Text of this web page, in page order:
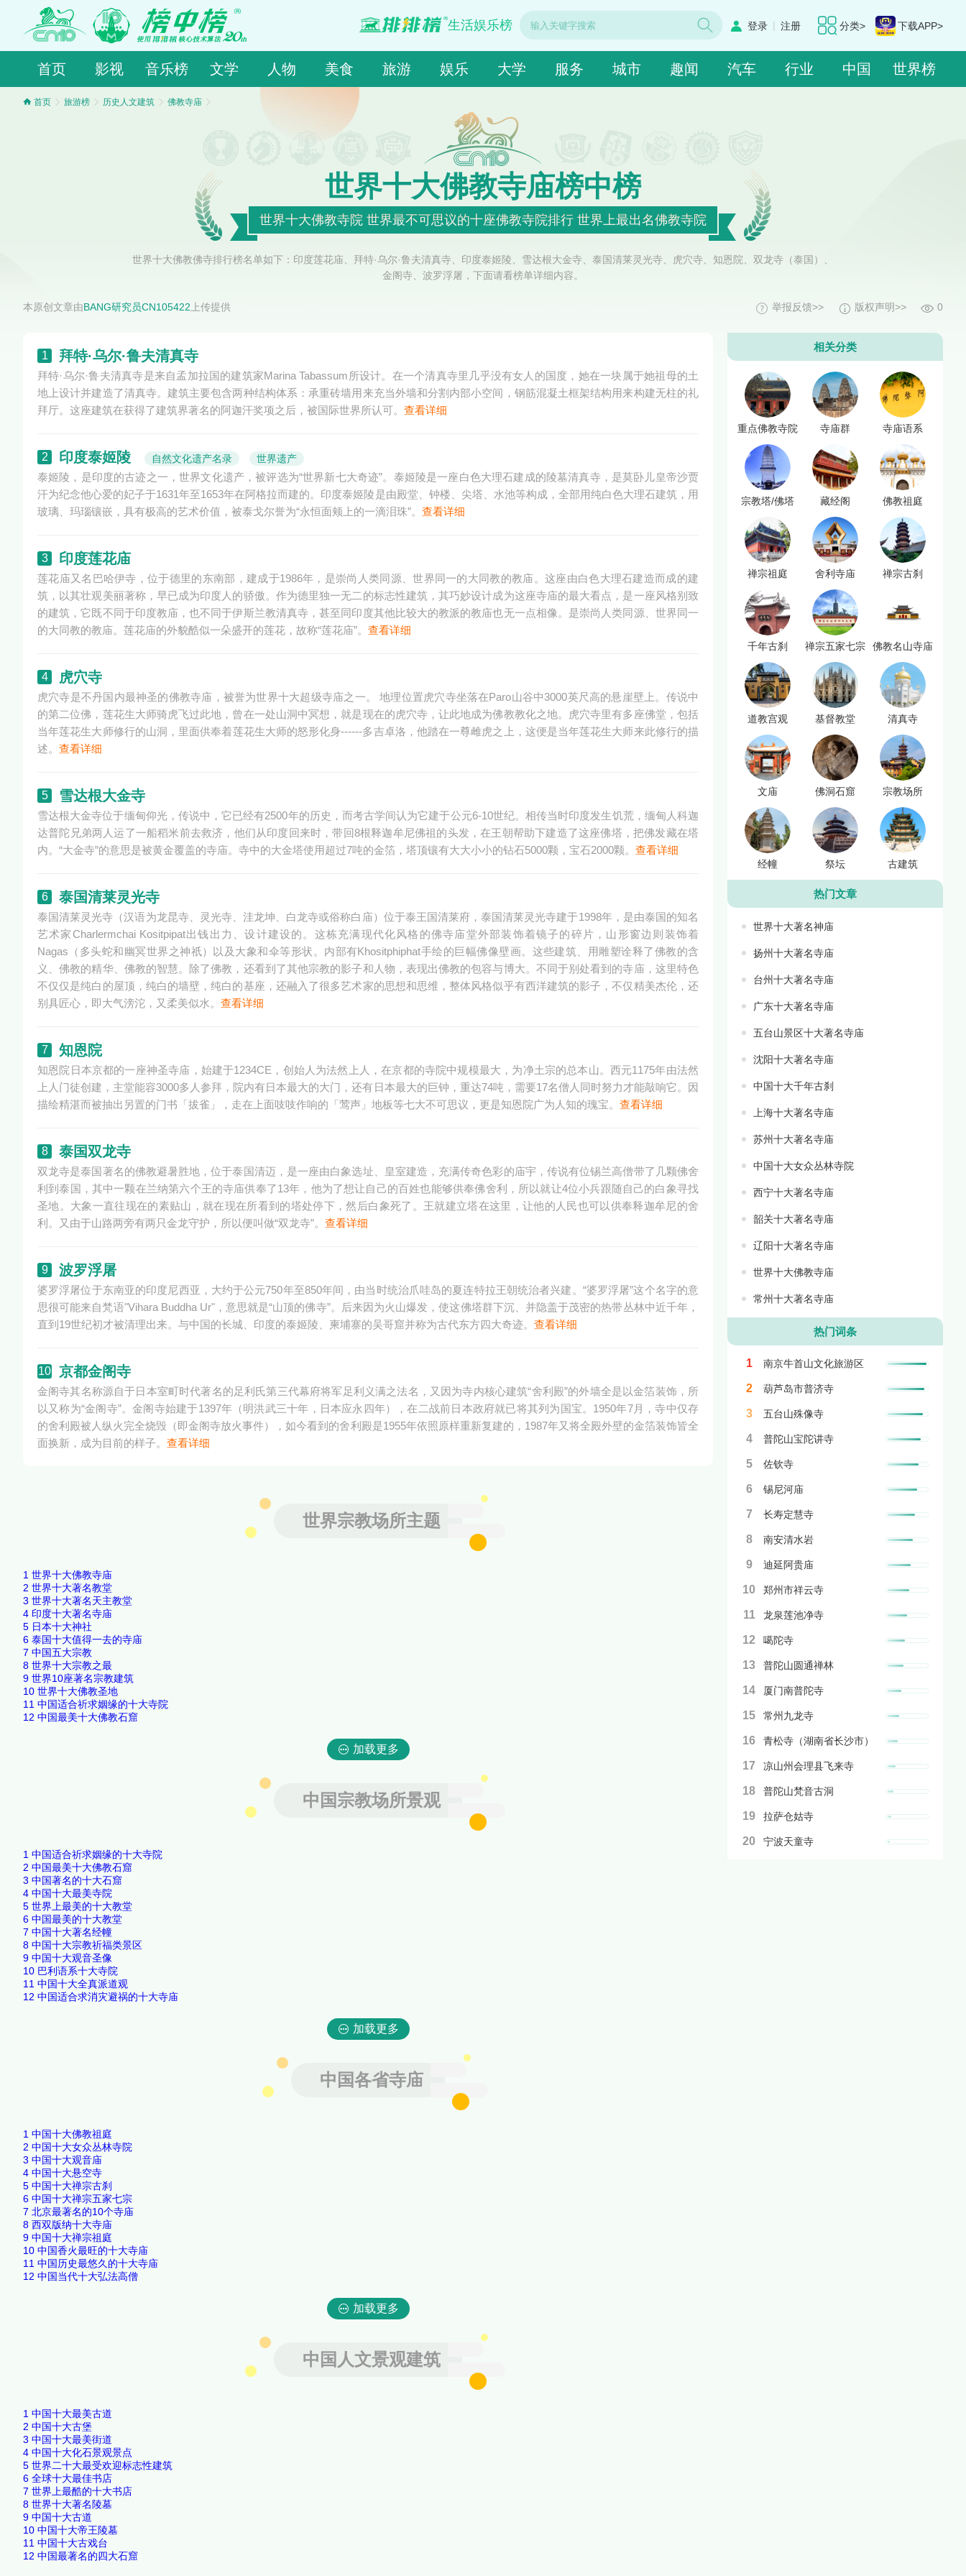
分类> 下载APP>
登录 | 注册
生活娱乐榜
首页 影视 音乐榜 文学 人物 美食 旅游 娱乐 大学 服务 城市 趣闻 汽车 行业 中国 世界榜
首页 旅游榜 历史人文建筑 佛教寺庙
世界十大佛教寺庙榜中榜
世界十大佛教寺院 世界最不可思议的十座佛教寺院排行 世界上最出名佛教寺院
世界十大佛教佛寺排行榜名单如下：印度莲花庙、拜特·乌尔·鲁夫清真寺、印度泰姬陵、雪达根大金寺、泰国清莱灵光寺、虎穴寺、知恩院、双龙寺（泰国）、
金阁寺、波罗浮屠，下面请看榜单详细内容。
本原创文章由BANG研究员CN105422上传提供 0
版权声明>>
举报反馈>>
1 拜特·乌尔·鲁夫清真寺
拜特·乌尔·鲁夫清真寺是来自孟加拉国的建筑家Marina Tabassum所设计。在一个清真寺里几乎没有女人的国度，她在一块属于她祖母的土
地上设计并建造了清真寺。建筑主要包含两种结构体系：承重砖墙用来充当外墙和分割内部小空间，钢筋混凝土框架结构用来构建无柱的礼
拜厅。这座建筑在获得了建筑界著名的阿迦汗奖项之后，被国际世界所认可。 查看详细
2 印度泰姬陵 自然文化遗产名录 世界遗产
泰姬陵，是印度的古迹之一，世界文化遗产，被评选为“世界新七大奇迹”。泰姬陵是一座白色大理石建成的陵墓清真寺，是莫卧儿皇帝沙贾
汗为纪念他心爱的妃子于1631年至1653年在阿格拉而建的。印度泰姬陵是由殿堂、钟楼、尖塔、水池等构成，全部用纯白色大理石建筑，用
玻璃、玛瑙镶嵌，具有极高的艺术价值，被泰戈尔誉为“永恒面颊上的一滴泪珠”。 查看详细
3 印度莲花庙
莲花庙又名巴哈伊寺，位于德里的东南部，建成于1986年，是崇尚人类同源、世界同一的大同教的教庙。这座由白色大理石建造而成的建
筑，以其壮观美丽著称，早已成为印度人的骄傲。作为德里独一无二的标志性建筑，其巧妙设计成为这座寺庙的最大看点，是一座风格别致
的建筑，它既不同于印度教庙，也不同于伊斯兰教清真寺，甚至同印度其他比较大的教派的教庙也无一点相像。是崇尚人类同源、世界同一
的大同教的教庙。莲花庙的外貌酷似一朵盛开的莲花，故称“莲花庙”。 查看详细
4 虎穴寺
虎穴寺是不丹国内最神圣的佛教寺庙，被誉为世界十大超级寺庙之一。 地理位置虎穴寺坐落在Paro山谷中3000英尺高的悬崖壁上。传说中
的第二位佛，莲花生大师骑虎飞过此地，曾在一处山洞中冥想，就是现在的虎穴寺，让此地成为佛教教化之地。虎穴寺里有多座佛堂，包括
当年莲花生大师修行的山洞，里面供奉着莲花生大师的怒形化身------多吉卓洛，他踏在一尊雌虎之上，这便是当年莲花生大师来此修行的描
述。 查看详细
5 雪达根大金寺
雪达根大金寺位于缅甸仰光，传说中，它已经有2500年的历史，而考古学间认为它建于公元6-10世纪。相传当时印度发生饥荒，缅甸人科迦
达普陀兄弟两人运了一船稻米前去救济，他们从印度回来时，带回8根释迦牟尼佛祖的头发，在王朝帮助下建造了这座佛塔，把佛发藏在塔
内。“大金寺”的意思是被黄金覆盖的寺庙。寺中的大金塔使用超过7吨的金箔，塔顶镶有大大小小的钻石5000颗，宝石2000颗。 查看详细
6 泰国清莱灵光寺
泰国清莱灵光寺（汉语为龙昆寺、灵光寺、洼龙坤、白龙寺或俗称白庙）位于泰王国清莱府，泰国清莱灵光寺建于1998年，是由泰国的知名
艺术家Charlermchai Kositpipat出钱出力、设计建设的。这栋充满现代化风格的佛寺庙堂外部装饰着镜子的碎片，山形窗边则装饰着
Nagas（多头蛇和幽冥世界之神祇）以及大象和伞等形状。内部有Khositphiphat手绘的巨幅佛像壁画。这些建筑、用雕塑诠释了佛教的含
义、佛教的精华、佛教的智慧。除了佛教，还看到了其他宗教的影子和人物，表现出佛教的包容与博大。不同于别处看到的寺庙，这里特色
不仅仅是纯白的屋顶，纯白的墙壁，纯白的基座，还融入了很多艺术家的思想和思维，整体风格似乎有西洋建筑的影子，不仅精美杰伦，还
别具匠心，即大气滂沱，又柔美似水。 查看详细
7 知恩院
知恩院日本京都的一座神圣寺庙，始建于1234CE，创始人为法然上人，在京都的寺院中规模最大，为净土宗的总本山。西元1175年由法然
上人门徒创建，主堂能容3000多人参拜，院内有日本最大的大门，还有日本最大的巨钟，重达74吨，需要17名僧人同时努力才能敲响它。因
描绘精湛而被抽出另置的门书「拔雀」，走在上面吱吱作响的「莺声」地板等七大不可思议，更是知恩院广为人知的瑰宝。 查看详细
8 泰国双龙寺
双龙寺是泰国著名的佛教避暑胜地，位于泰国清迈，是一座由白象选址、皇室建造，充满传奇色彩的庙宇，传说有位锡兰高僧带了几颗佛舍
利到泰国，其中一颗在兰纳第六个王的寺庙供奉了13年，他为了想让自己的百姓也能够供奉佛舍利，所以就让4位小兵跟随自己的白象寻找
圣地。大象一直往现在的素贴山，就在现在所看到的塔处停下，然后白象死了。王就建立塔在这里，让他的人民也可以供奉释迦牟尼的舍
利。又由于山路两旁有两只金龙守护，所以便叫做“双龙寺”。 查看详细
9 波罗浮屠
婆罗浮屠位于东南亚的印度尼西亚，大约于公元750年至850年间，由当时统治爪哇岛的夏连特拉王朝统治者兴建。“婆罗浮屠”这个名字的意
思很可能来自梵语"Vihara Buddha Ur"，意思就是“山顶的佛寺”。后来因为火山爆发，使这佛塔群下沉、并隐盖于茂密的热带丛林中近千年，
直到19世纪初才被清理出来。与中国的长城、印度的泰姬陵、柬埔寨的吴哥窟并称为古代东方四大奇迹。 查看详细
10 京都金阁寺
金阁寺其名称源自于日本室町时代著名的足利氏第三代幕府将军足利义满之法名，又因为寺内核心建筑“舍利殿”的外墙全是以金箔装饰，所
以又称为“金阁寺”。金阁寺始建于1397年（明洪武三十年，日本应永四年），在二战前日本政府就已将其列为国宝。1950年7月，寺中仅存
的舍利殿被人纵火完全烧毁（即金阁寺放火事件），如今看到的舍利殿是1955年依照原样重新复建的，1987年又将全殿外壁的金箔装饰皆全
面换新，成为目前的样子。 查看详细
世界宗教场所主题
1 世界十大佛教寺庙
2 世界十大著名教堂
3 世界十大著名天主教堂
4 印度十大著名寺庙
5 日本十大神社
6 泰国十大值得一去的寺庙
7 中国五大宗教
8 世界十大宗教之最
9 世界10座著名宗教建筑
10 世界十大佛教圣地
11 中国适合祈求姻缘的十大寺院
12 中国最美十大佛教石窟
加载更多
中国宗教场所景观
1 中国适合祈求姻缘的十大寺院
2 中国最美十大佛教石窟
3 中国著名的十大石窟
4 中国十大最美寺院
5 世界上最美的十大教堂
6 中国最美的十大教堂
7 中国十大著名经幢
8 中国十大宗教祈福类景区
9 中国十大观音圣像
10 巴利语系十大寺院
11 中国十大全真派道观
12 中国适合求消灾避祸的十大寺庙
加载更多
中国各省寺庙
1 中国十大佛教祖庭
2 中国十大女众丛林寺院
3 中国十大观音庙
4 中国十大悬空寺
5 中国十大禅宗古刹
6 中国十大禅宗五家七宗
7 北京最著名的10个寺庙
8 西双版纳十大寺庙
9 中国十大禅宗祖庭
10 中国香火最旺的十大寺庙
11 中国历史最悠久的十大寺庙
12 中国当代十大弘法高僧
加载更多
中国人文景观建筑
1 中国十大最美古道
2 中国十大古堡
3 中国十大最美街道
4 中国十大化石景观景点
5 世界二十大最受欢迎标志性建筑
6 全球十大最佳书店
7 世界上最酷的十大书店
8 世界十大著名陵墓
9 中国十大古道
10 中国十大帝王陵墓
11 中国十大古戏台
12 中国最著名的四大石窟
相关分类
重点佛教寺院 寺庙群 寺庙语系
宗教塔/佛塔 藏经阁 佛教祖庭
禅宗祖庭 舍利寺庙 禅宗古刹
千年古刹 禅宗五家七宗 佛教名山寺庙
道教宫观 基督教堂 清真寺
文庙 佛洞石窟 宗教场所
经幢 祭坛 古建筑
热门文章
世界十大著名神庙
扬州十大著名寺庙
台州十大著名寺庙
广东十大著名寺庙
五台山景区十大著名寺庙
沈阳十大著名寺庙
中国十大千年古刹
上海十大著名寺庙
苏州十大著名寺庙
中国十大女众丛林寺院
西宁十大著名寺庙
韶关十大著名寺庙
辽阳十大著名寺庙
世界十大佛教寺庙
常州十大著名寺庙
热门词条
1 南京牛首山文化旅游区
2 葫芦岛市普济寺
3 五台山殊像寺
4 普陀山宝陀讲寺
5 佐钦寺
6 锡尼河庙
7 长寿定慧寺
8 南安清水岩
9 迪延阿贵庙
10 郑州市祥云寺
11 龙泉莲池净寺
12 噶陀寺
13 普陀山圆通禅林
14 厦门南普陀寺
15 常州九龙寺
16 青松寺（湖南省长沙市）
17 凉山州会理县飞来寺
18 普陀山梵音古洞
19 拉萨仓姑寺
20 宁波天童寺